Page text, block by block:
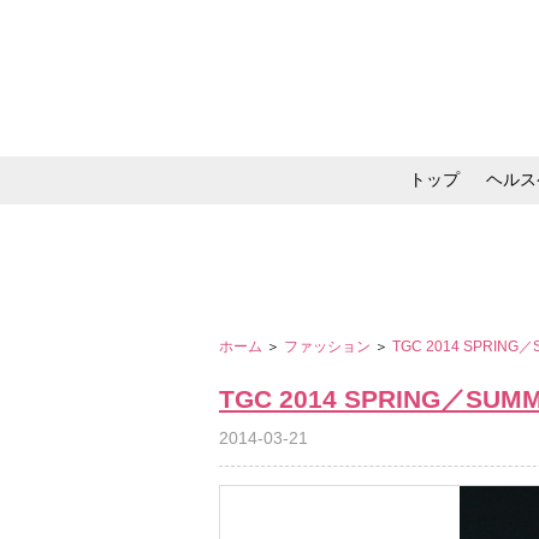
トップ ヘル
ホーム ＞ ファッション ＞ TGC 2014 SPRING
TGC 2014 SPRING／
2014-03-21